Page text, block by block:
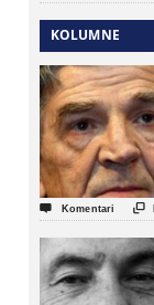
KOLUMNE
 Komentari 